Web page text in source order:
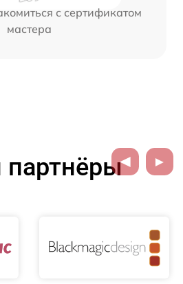
с сертификатом
мастера